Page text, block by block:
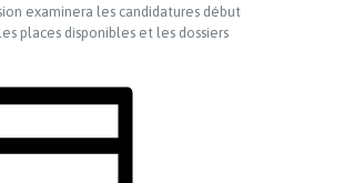
examinera les candidatures début
places disponibles et les dossiers